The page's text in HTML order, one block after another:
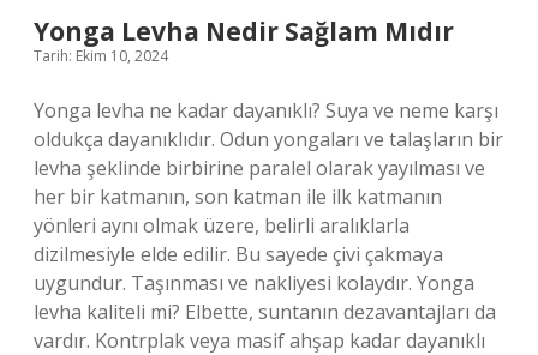
Yonga Levha Nedir Sağlam Mıdır
Tarih: Ekim 10, 2024
Yonga levha ne kadar dayanıklı? Suya ve neme karşı
oldukça dayanıklıdır. Odun yongaları ve talaşların bir
levha şeklinde birbirine paralel olarak yayılması ve
her bir katmanın, son katman ile ilk katmanın
yönleri aynı olmak üzere, belirli aralıklarla
dizilmesiyle elde edilir. Bu sayede çivi çakmaya
uygundur. Taşınması ve nakliyesi kolaydır. Yonga
levha kaliteli mi? Elbette, suntanın dezavantajları da
vardır. Kontrplak veya masif ahşap kadar dayanıklı